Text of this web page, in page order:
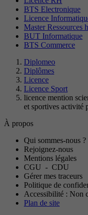
BTS Electronique
Licence
Master Ressources
BUT Informatique
BTS Commerce
Diplomeo
Diplômes
Licence
Licence Sport
licence mention
et sportives activité
À propos
Qui sommes-nous ?
Rejoignez-nous
Mentions légales
CGU - CDU
Gérer mes traceurs
Politique de
Accessibilité : Non
Plan de site